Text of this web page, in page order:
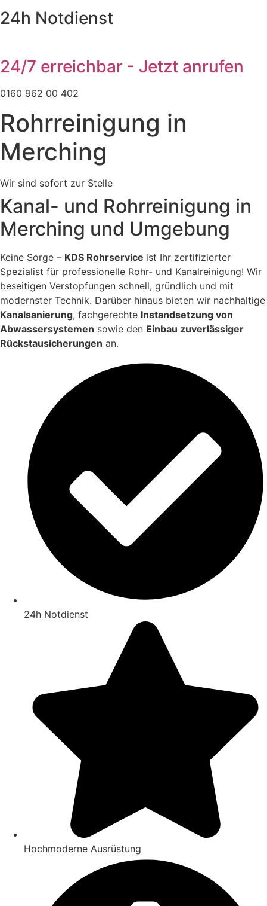
24h Notdienst
24/7 erreichbar - Jetzt anrufen
0160 962 00 402
Rohrreinigung in
Merching
Wir sind sofort zur Stelle
Kanal- und Rohrreinigung in
Merching und Umgebung
Keine Sorge – KDS Rohrservice ist Ihr zertifizierter
Spezialist für professionelle Rohr- und Kanalreinigung! Wir
beseitigen Verstopfungen schnell, gründlich und mit
modernster Technik. Darüber hinaus bieten wir nachhaltige
Kanalsanierung, fachgerechte Instandsetzung von
Abwassersystemen sowie den Einbau zuverlässiger
Rückstausicherungen an.
24h Notdienst
Hochmoderne Ausrüstung